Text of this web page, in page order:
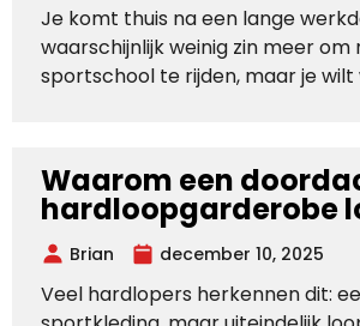
Je komt thuis na een lange
waarschijnlijk weinig zin meer om
sportschool te rijden, maar je wilt
Waarom een
hardloopgarderobe
Brian december 10, 2025
Veel hardlopers herkennen dit: